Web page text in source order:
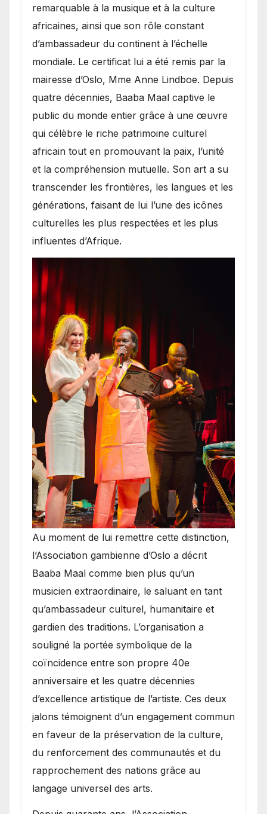
remarquable à la musique et à la culture
africaines, ainsi que son rôle constant
d’ambassadeur du continent à l’échelle
mondiale. Le certificat lui a été remis par la
mairesse d’Oslo, Mme Anne Lindboe. Depuis
quatre décennies, Baaba Maal captive le
public du monde entier grâce à une œuvre
qui célèbre le riche patrimoine culturel
africain tout en promouvant la paix, l’unité
et la compréhension mutuelle. Son art a su
transcender les frontières, les langues et les
générations, faisant de lui l’une des icônes
culturelles les plus respectées et les plus
influentes d’Afrique.
​Au moment de lui remettre cette distinction,
l’Association gambienne d’Oslo a décrit
Baaba Maal comme bien plus qu’un
musicien extraordinaire, le saluant en tant
qu’ambassadeur culturel, humanitaire et
gardien des traditions. L’organisation a
souligné la portée symbolique de la
coïncidence entre son propre 40e
anniversaire et les quatre décennies
d’excellence artistique de l’artiste. Ces deux
jalons témoignent d’un engagement commun
en faveur de la préservation de la culture,
du renforcement des communautés et du
rapprochement des nations grâce au
langage universel des arts.